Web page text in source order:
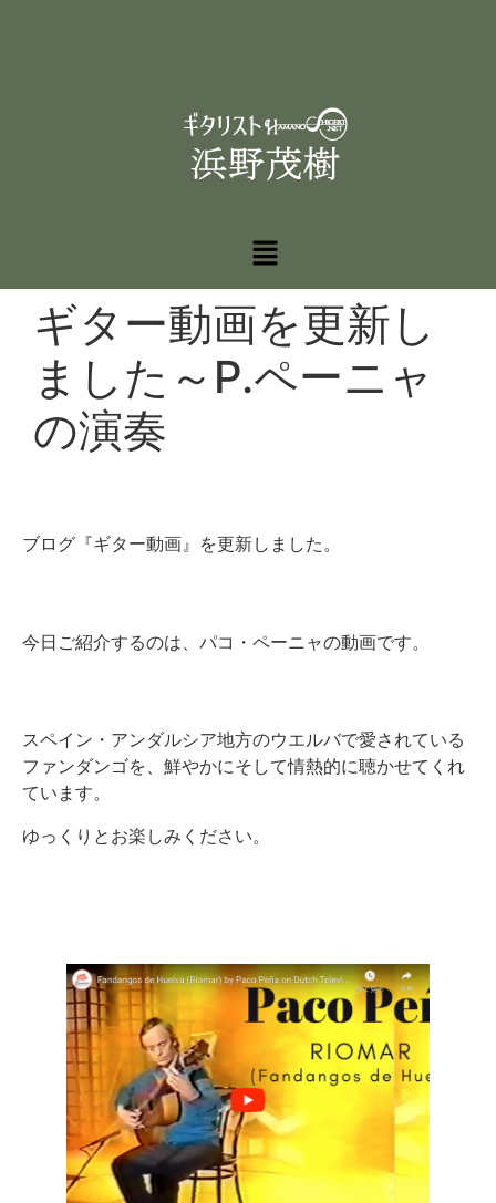
ギター動画を更新し
ました～P.ペーニャ
の演奏
ブログ『ギター動画』を更新しました。
今日ご紹介するのは、パコ・ペーニャの動画です。
スペイン・アンダルシア地方のウエルバで愛されている
ファンダンゴを、鮮やかにそして情熱的に聴かせてくれ
ています。
ゆっくりとお楽しみください。